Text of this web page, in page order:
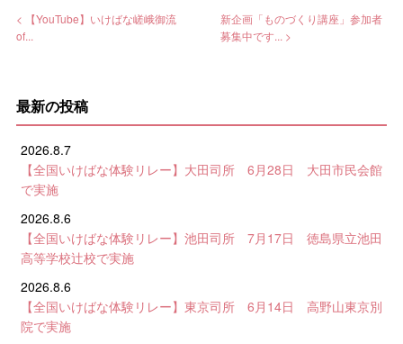
< 【YouTube】いけばな嵯峨御流
of...
新企画「ものづくり講座」参加者
募集中です... >
最新の投稿
2026.8.7
【全国いけばな体験リレー】大田司所 6月28日 大田市民会館
で実施
2026.8.6
【全国いけばな体験リレー】池田司所 7月17日 徳島県立池田
高等学校辻校で実施
2026.8.6
【全国いけばな体験リレー】東京司所 6月14日 高野山東京別
院で実施